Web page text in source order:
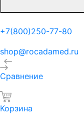
+7(800)250-77-80
shop@rocadamed.ru
Сравнение
Корзина